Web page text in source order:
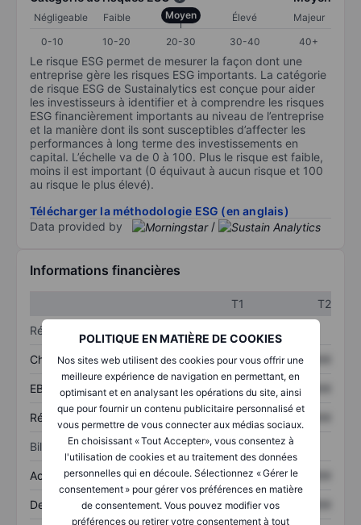
POLITIQUE EN MATIÈRE DE COOKIES
Nos sites web utilisent des cookies pour vous offrir une
meilleure expérience de navigation en permettant, en
optimisant et en analysant les opérations du site, ainsi
que pour fournir un contenu publicitaire personnalisé et
vous permettre de vous connecter aux médias sociaux.
En choisissant « Tout Accepter», vous consentez à
l'utilisation de cookies et au traitement des données
personnelles qui en découle. Sélectionnez « Gérer le
consentement » pour gérer vos préférences en matière
de consentement. Vous pouvez modifier vos
préférences ou retirer votre consentement à tout
Négligeable Faible Moyen Élevé
Majeur
0-10
10-20 20-30 30-40 40+
Le risque ESG permet de mesurer la façon dont une
entreprise gère les risques ESG importants. La catégorie
de risque ESG de Sustainalytics est conçue pour aider
les investisseurs à identifier et à comprendre les risques
ESG financièrement importants au niveau de l’entreprise
et la manière dont ils sont susceptibles d’affecter les
performances à long terme des investissements en
capital. L’échelle va de 0 à 100. Plus le risque est faible,
moins il est important (0 équivaut à aucun risque et 100
au risque le plus élevé).
Télécharger la méthodologie ESG (en anglais)
Data provided by
/
Informations financières
T1
T2
Résultats
Chiffre d’affaires XXXXXXX XXXXXXX
EBITDA XXXXXXX XXXXXXX
Résultat net XXXXXXX
Bilan
Actifs totaux XXXXXXX XXXXXXX
Dette totale XXXXXXX